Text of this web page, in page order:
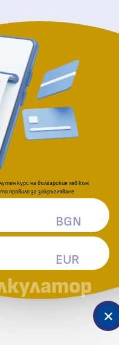
Условия за ползване Карта на сайта
курс на българския лев към
правило за закръгляване.
BGN
EUR